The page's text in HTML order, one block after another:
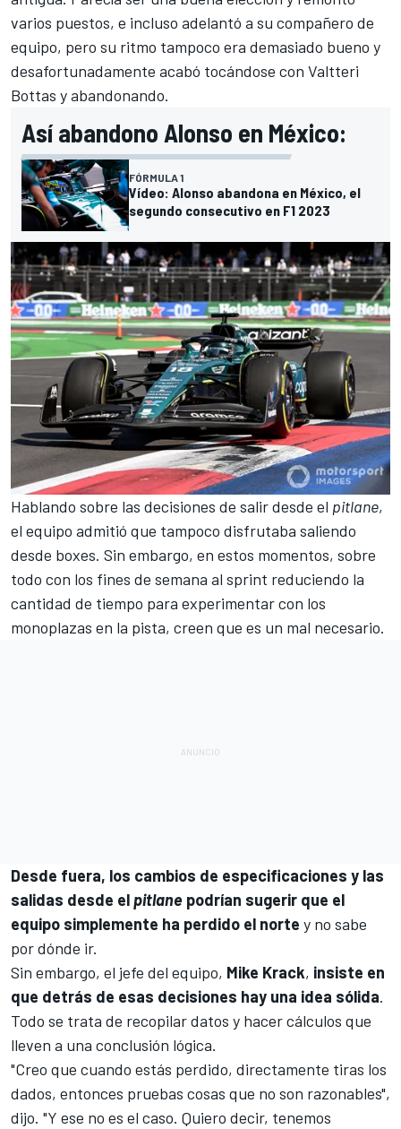
varios puestos, e incluso adelantó a su compañero de
equipo, pero su ritmo tampoco era demasiado bueno y
desafortunadamente acabó tocándose con Valtteri
Bottas y abandonando.
Así abandono Alonso en México:
FÓRMULA 1
Vídeo: Alonso abandona en México, el
segundo consecutivo en F1 2023
Hablando sobre las decisiones de salir desde el pitlane,
el equipo admitió que tampoco disfrutaba saliendo
desde boxes. Sin embargo, en estos momentos, sobre
todo con los fines de semana al sprint reduciendo la
cantidad de tiempo para experimentar con los
monoplazas en la pista, creen que es un mal necesario.
Desde fuera, los cambios de especificaciones y las
salidas desde elpitlane podrían sugerir que el
equipo simplemente ha perdido el norte y no sabe
por dónde ir.
Sin embargo, el jefe del equipo, Mike Krack, insiste en
que detrás de esas decisiones hay una idea sólida.
Todo se trata de recopilar datos y hacer cálculos que
lleven a una conclusión lógica.
"Creo que cuando estás perdido, directamente tiras los
dados, entonces pruebas cosas que no son razonables",
dijo. "Y ese no es el caso. Quiero decir, tenemos